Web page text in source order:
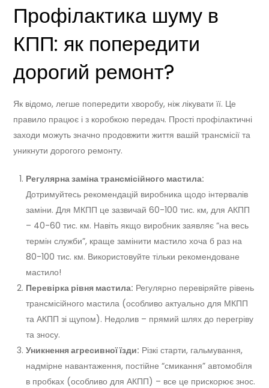
Профілактика шуму в
КПП: як попередити
дорогий ремонт?
Як відомо, легше попередити хворобу, ніж лікувати її. Це
правило працює і з коробкою передач. Прості профілактичні
заходи можуть значно продовжити життя вашій трансмісії та
уникнути дорогого ремонту.
Регулярна заміна трансмісійного мастила:
Дотримуйтесь рекомендацій виробника щодо інтервалів
заміни. Для МКПП це зазвичай 60-100 тис. км, для АКПП
– 40-60 тис. км. Навіть якщо виробник заявляє “на весь
термін служби”, краще замінити мастило хоча б раз на
80-100 тис. км. Використовуйте тільки рекомендоване
мастило!
Перевірка рівня мастила: Регулярно перевіряйте рівень
трансмісійного мастила (особливо актуально для МКПП
та АКПП зі щупом). Недолив – прямий шлях до перегріву
та зносу.
Уникнення агресивної їзди: Різкі старти, гальмування,
надмірне навантаження, постійне “смикання” автомобіля
в пробках (особливо для АКПП) – все це прискорює знос.